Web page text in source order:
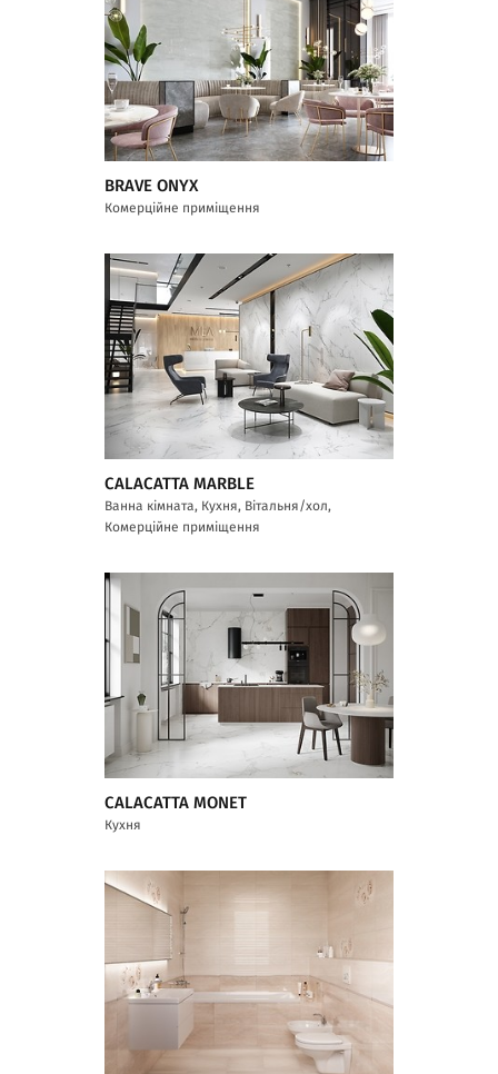
BRAVE ONYX
Комерційне приміщення
CALACATTA MARBLE
Ванна кімната, Кухня, Вітальня/хол,
Комерційне приміщення
CALACATTA MONET
Кухня